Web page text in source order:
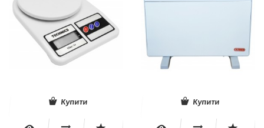
Купити Купити